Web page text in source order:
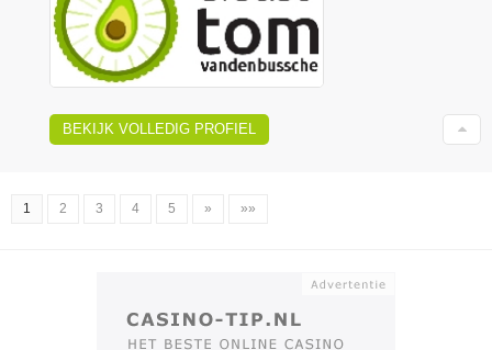
BEKIJK VOLLEDIG PROFIEL
1 2 3 4 5 » »»